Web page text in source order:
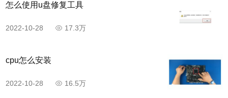
怎么使用u盘修复工具
2022-10-28 17.3万
cpu怎么安装
2022-10-28 16.5万